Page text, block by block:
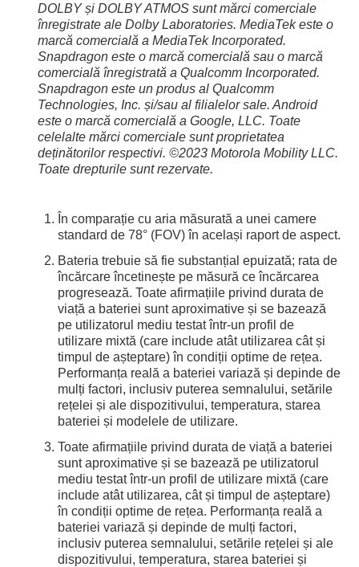
DOLBY și DOLBY ATMOS sunt mărci comerciale
înregistrate ale Dolby Laboratories. MediaTek este o
marcă comercială a MediaTek Incorporated.
Snapdragon este o marcă comercială sau o marcă
comercială înregistrată a Qualcomm Incorporated.
Snapdragon este un produs al Qualcomm
Technologies, Inc. și/sau al filialelor sale. Android
este o marcă comercială a Google, LLC. Toate
celelalte mărci comerciale sunt proprietatea
deținătorilor respectivi. ©2023 Motorola Mobility LLC.
Toate drepturile sunt rezervate.
În comparație cu aria măsurată a unei camere
standard de 78° (FOV) în același raport de aspect.
Bateria trebuie să fie substanțial epuizată; rata de
încărcare încetinește pe măsură ce încărcarea
progresează. Toate afirmațiile privind durata de
viață a bateriei sunt aproximative și se bazează
pe utilizatorul mediu testat într-un profil de
utilizare mixtă (care include atât utilizarea cât și
timpul de așteptare) în condiții optime de rețea.
Performanța reală a bateriei variază și depinde de
mulți factori, inclusiv puterea semnalului, setările
rețelei și ale dispozitivului, temperatura, starea
bateriei și modelele de utilizare.
Toate afirmațiile privind durata de viață a bateriei
sunt aproximative și se bazează pe utilizatorul
mediu testat într-un profil de utilizare mixtă (care
include atât utilizarea, cât și timpul de așteptare)
în condiții optime de rețea. Performanța reală a
bateriei variază și depinde de mulți factori,
inclusiv puterea semnalului, setările rețelei și ale
dispozitivului, temperatura, starea bateriei și